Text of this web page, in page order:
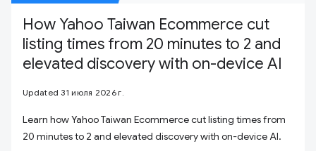
How Yahoo Taiwan Ecommerce cut
listing times from 20 minutes to 2 and
elevated discovery with on-device AI
Updated 31 июля 2026 г.
Learn how Yahoo Taiwan Ecommerce cut listing times from
20 minutes to 2 and elevated discovery with on-device AI.